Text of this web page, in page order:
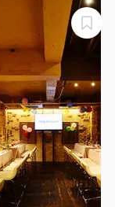
ト 栄 伏
スペース